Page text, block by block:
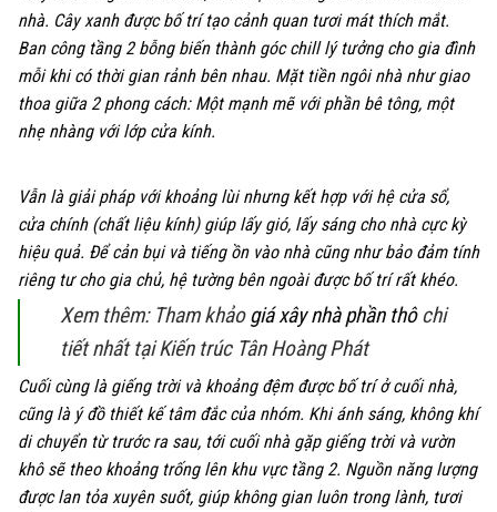
nhà. Cây xanh được bố trí tạo cảnh quan tươi mát thích mắt.
Ban công tầng 2 bỗng biến thành góc chill lý tưởng cho gia đình
mỗi khi có thời gian rảnh bên nhau. Mặt tiền ngôi nhà như giao
thoa giữa 2 phong cách: Một mạnh mẽ với phần bê tông, một
nhẹ nhàng với lớp cửa kính.
Vẫn là giải pháp với khoảng lùi nhưng kết hợp với hệ cửa sổ,
cửa chính (chất liệu kính) giúp lấy gió, lấy sáng cho nhà cực kỳ
hiệu quả. Để cản bụi và tiếng ồn vào nhà cũng như bảo đảm tính
riêng tư cho gia chủ, hệ tường bên ngoài được bố trí rất khéo.
Xem thêm: Tham khảogiá xây nhà phần thôchi
tiết nhất tại Kiến trúc Tân Hoàng Phát
Cuối cùng là giếng trời và khoảng đệm được bố trí ở cuối nhà,
cũng là ý đồ thiết kế tâm đắc của nhóm. Khi ánh sáng, không khí
di chuyển từ trước ra sau, tới cuối nhà gặp giếng trời và vườn
khô sẽ theo khoảng trống lên khu vực tầng 2. Nguồn năng lượng
được lan tỏa xuyên suốt, giúp không gian luôn trong lành, tươi